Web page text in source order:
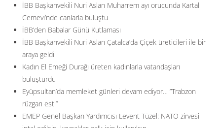
İBB Başkanvekili Nuri Aslan Muharrem ayı orucunda Kartal
Cemevi’nde canlarla buluştu
İBB’den Babalar Günü Kutlaması
İBB Başkanvekili Nuri Aslan Çatalca’da Çiçek üreticileri ile bir
araya geldi
Kadın El Emeği Durağı üreten kadınlarla vatandaşları
buluşturdu
Eyüpsultan’da memleket günleri devam ediyor… ”Trabzon
rüzgarı esti”
EMEP Genel Başkan Yardımcısı Levent Tüzel: NATO zirvesi